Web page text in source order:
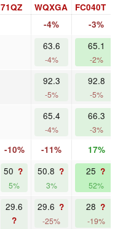
71QZ
WQXGA
FC040T
-4% -3%
63.6
-4%
65.1
-2%
92.3
-5%
92.8
-5%
65.4
-4%
66.3
-3%
-10% -11% 17%
50 ?
5%
50.8 ?
3%
25 ?
52%
29.6
?
29.6 ?
-25%
28 ?
-19%